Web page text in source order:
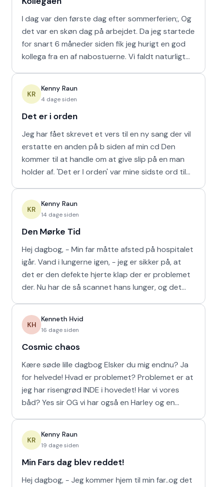
I dag var den første dag efter sommerferien;, Og
det var en skøn dag på arbejdet. Da jeg startede
for snart 6 måneder siden fik jeg hurigt en god
kollega fra en af nabostuerne. Vi faldt naturligt
KR
Kenny Raun
4 dage siden
Det er i orden
Jeg har fået skrevet et vers til en ny sang der vil
erstatte en anden på b siden af min cd Den
kommer til at handle om at give slip på en man
holder af. 'Det er I orden' var mine sidste ord til
KR
Kenny Raun
14 dage siden
Den Mørke Tid
Hej dagbog, - Min far måtte afsted på hospitalet
igår. Vand i lungerne igen, - jeg er sikker på, at
det er den defekte hjerte klap der er problemet
der. Nu har de så scannet hans lunger, og det
KH
Kenneth Hvid
16 dage siden
Cosmic chaos
Kære søde lille dagbog Elsker du mig endnu? Ja
for helvede! Hvad er problemet? Problemet er at
jeg har risengrød INDE i hovedet! Har vi vores
båd? Yes sir OG vi har også en Harley og en
KR
Kenny Raun
19 dage siden
Min Fars dag blev reddet!
Hej dagbog, - Jeg kommer hjem til min far..og det